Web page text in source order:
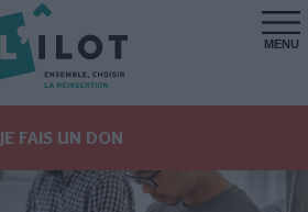
MENU
JE FAIS UN DON